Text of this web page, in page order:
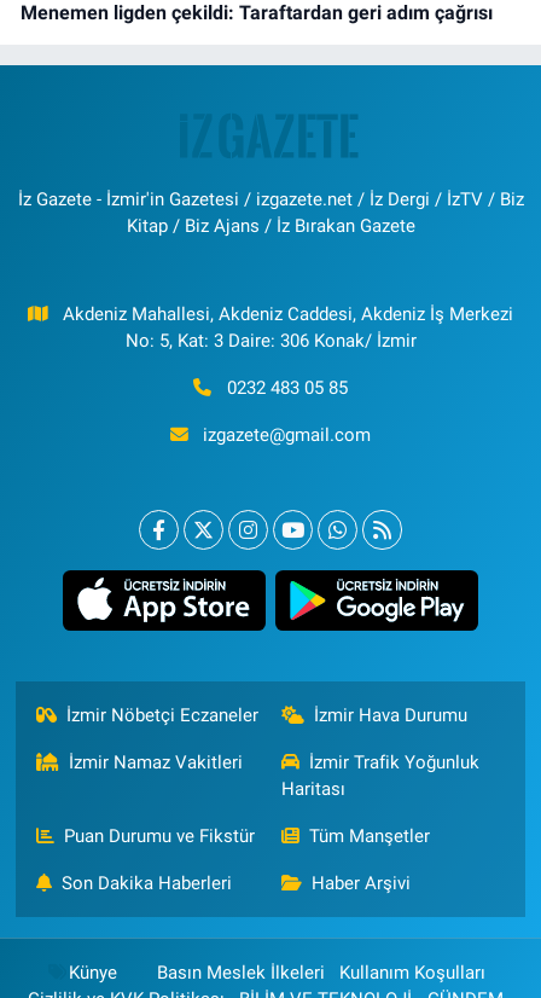
Menemen ligden çekildi: Taraftardan geri adım çağrısı
İz Gazete - İzmir'in Gazetesi / izgazete.net / İz Dergi / İzTV / Biz
Kitap / Biz Ajans / İz Bırakan Gazete
Akdeniz Mahallesi, Akdeniz Caddesi, Akdeniz İş Merkezi
No: 5, Kat: 3 Daire: 306 Konak/ İzmir
0232 483 05 85
izgazete@gmail.com
İzmir Nöbetçi Eczaneler İzmir Hava Durumu
İzmir Namaz Vakitleri
İzmir Trafik Yoğunluk
Haritası
Puan Durumu ve Fikstür Tüm Manşetler
Son Dakika Haberleri Haber Arşivi
Künye Basın Meslek İlkeleri
Kullanım Koşulları